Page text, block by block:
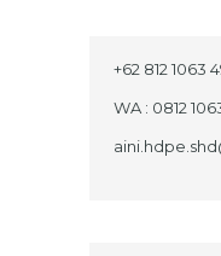
+62 812 1063
WA : 0812